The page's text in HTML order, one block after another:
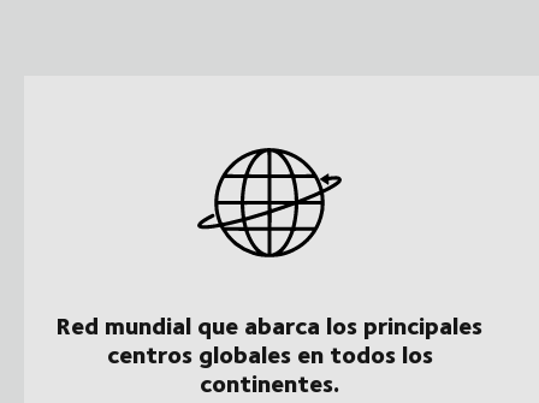
Red mundial que abarca los principales
centros globales en todos los
continentes.